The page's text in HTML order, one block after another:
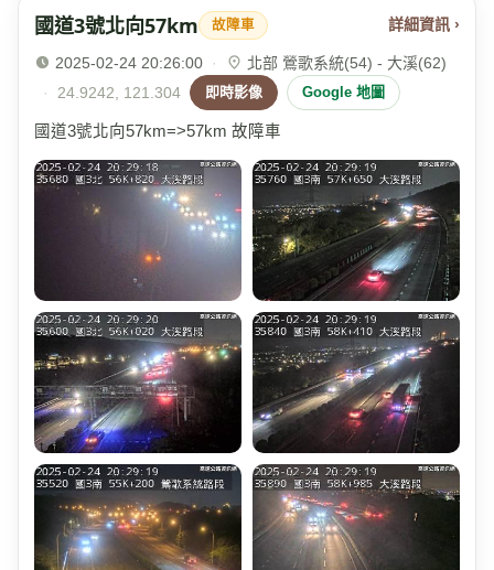
國道3號北向57km 故障車 詳細資訊 ›
2025-02-24 20:26:00 ·
北部 鶯歌系統(54) - 大溪(62)
·
24.9242, 121.304 即時影像 Google 地圖
國道3號北向57km=>57km 故障車